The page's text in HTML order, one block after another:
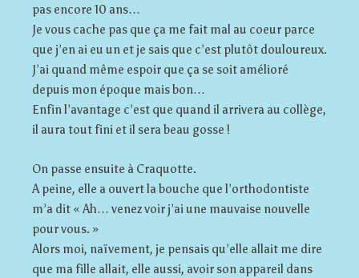
pas encore 10 ans…
Je vous cache pas que ça me fait mal au coeur parce
que j’en ai eu un et je sais que c’est plutôt douloureux.
J’ai quand même espoir que ça se soit amélioré
depuis mon époque mais bon…
Enfin l’avantage c’est que quand il arrivera au collège,
il aura tout fini et il sera beau gosse !
On passe ensuite à Craquotte.
A peine, elle a ouvert la bouche que l’orthodontiste
m’a dit « Ah… venez voir j’ai une mauvaise nouvelle
pour vous. »
Alors moi, naïvement, je pensais qu’elle allait me dire
que ma fille allait, elle aussi, avoir son appareil dans